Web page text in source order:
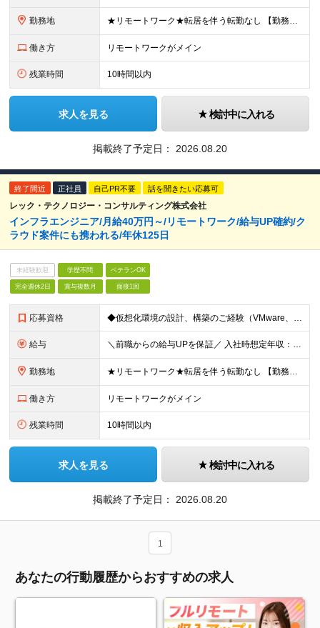
勤務地 ★リモートワーク★転居を伴う転勤なし 【勤務地】 ■本社／東京都港区新橋2-9-17 ■首都圏（東京・埼玉・神奈川・千葉）のプロジェクト先 リモートワークでの勤務がメインです。 適宜対面で集まる機
働き方 リモートワークがメイン
残業時間 10時間以内
求人を見る 検討中に入れる
掲載終了予定日： 2026.08.20
終了間近 正社員 自己PR不要 話を聞きたい応募可
レック・テクノロジー・コンサルティング株式会社
インフラエンジニア/月給40万円～/リモートワーク/給与UP確約/ク
ラウド案件にも携われる/年休125日
未経験歓迎 学歴不問 ベテランOK
完全週休2日 賞与複数月 面接1回
応募資格 ◆仮想化環境の設計、構築のご経験（VMware、Oracle VM、Xen、Hyper－V） ※システム規模は不問 ◆学歴不問 ＼歓迎する人物像／ ◎新しい技術にアンテナを張り、将来に備えたい方
給与 ＼前職からの給与UPを保証／ 入社時想定年収：600～1000万円 月給40万円～ + 賞与年2回 + 住宅手当（月2～3万円）+ 在宅勤務手当（月3千円）+ 残業代 ※月給にみなし残業は含みません
勤務地 ★リモートワーク★転居を伴う転勤なし 【勤務地】 ■本社／東京都港区新橋2-9-17 ■首都圏（東京・埼玉・神奈川・千葉）のプロジェクト先 リモートワークでの勤務がメインです。 適宜対面で集まる機
働き方 リモートワークがメイン
残業時間 10時間以内
求人を見る 検討中に入れる
掲載終了予定日： 2026.08.20
1
あなたの行動履歴からおすすめの求人